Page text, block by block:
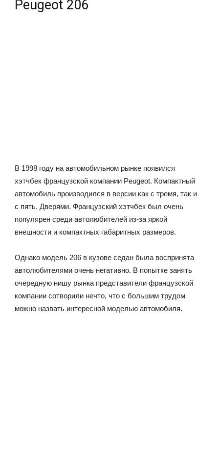
Peugeot 206
В 1998 году на автомобильном рынке появился
хэтчбек французской компании Peugeot. Компактный
автомобиль производился в версии как с тремя, так и
с пять. Дверями. Французский хэтчбек был очень
популярен среди автолюбителей из-за яркой
внешности и компактных габаритных размеров.
Однако модель 206 в кузове седан была воспринята
автолюбителями очень негативно. В попытке занять
очередную нишу рынка представители французской
компании сотворили нечто, что с большим трудом
можно назвать интересной моделью автомобиля.